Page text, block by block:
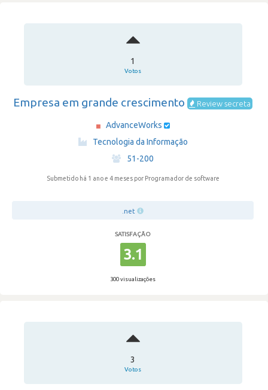
1
Votos
Empresa em grande crescimento Review secreta
AdvanceWorks
Tecnologia da Informação
·
51-200
Submetido há 1 ano e 4 meses por Programador de software
.net
SATISFAÇÃO
3.1
300 visualizações
3
Votos